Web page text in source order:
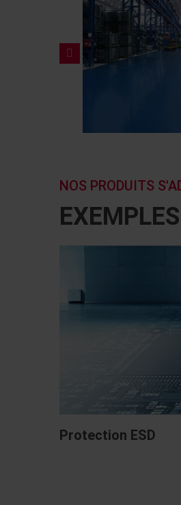
NOS PRODUITS
Protection ESD